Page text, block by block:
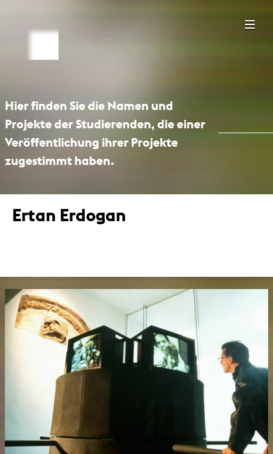
Hier finden Sie die Namen und
Projekte der Studierenden, die einer
Veröffentlichung ihrer Projekte
zugestimmt haben.
Ertan Erdogan